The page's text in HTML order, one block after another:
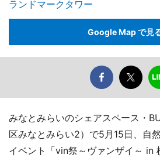
ランドマークタワー
Google Map で見
みなとみらいのシェアスペース・
区みなとみらい2）で5月15日、自
イベント「vin祭～ヴァンザイ～ in